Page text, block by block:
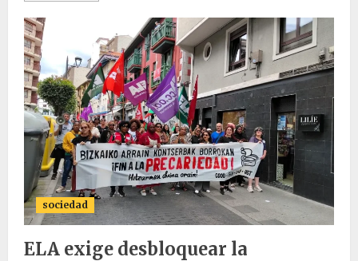
sociedad
ELA exige desbloquear la